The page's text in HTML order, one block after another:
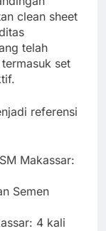
clean sheet
telah
set
referensi
Makassar:
Semen
4 kali